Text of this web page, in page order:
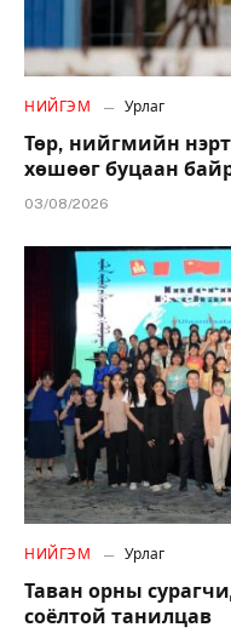
НИЙГЭМ Урлаг
Төр, нийгмийн нэрт
хөшөөг буцаан
03/08/2026
НИЙГЭМ Урлаг
Таван орны
соёлтой танилцав